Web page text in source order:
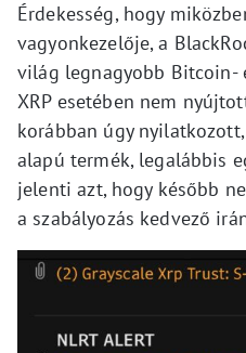
Érdekesség, hogy
vagyonkezelője, a
világ legnagyobb Bitcoin-
XRP esetében nem
korábban úgy
alapú termék, legalábbis
jelenti azt, hogy később
a szabályozás kedvező